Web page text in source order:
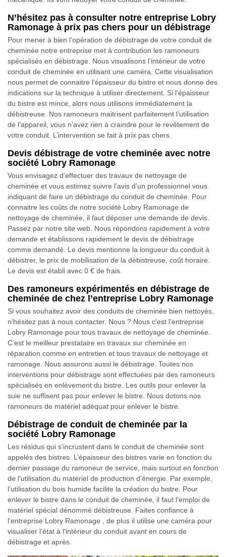
N’hésitez pas à consulter notre entreprise Lobry
Ramonage à prix pas chers pour un débistrage
Pour mener à bien l’opération de débistrage de votre conduit de
cheminée notre entreprise met à contribution les ramoneurs
spécialisés en débistrage. Nous visualisons l’intérieur de votre
conduit de cheminée en utilisant une caméra. Cette visualisation
nous permet de connaitre l’épaisseur du bistre et nous donne des
indications sur la technique à utiliser directement. Si l’épaisseur
du bistre est mince, alors nous utilisons immédiatement la
débistreuse. Nos ramoneurs maitrisent parfaitement l’utilisation
de l’appareil, vous n’avez rien à craindre pour le revêtement de
votre conduit. L’intervention se fait à prix pas chers.
Devis débistrage de votre cheminée avec notre
société Lobry Ramonage
Vous envisagez d’effectuer des travaux de nettoyage de
cheminée et vous estimez suivre l’avis d’un professionnel vous
indiquant de faire un débistrage du conduit de cheminée. Pour
connaitre les coûts de notre société Lobry Ramonage de
nettoyage de cheminée, il faut déposer une demande de devis.
Passez par notre site web. Nous répondons rapidement à votre
demande et établissons rapidement le devis de débistrage
comme demandé. Le devis mentionne la longueur du conduit à
débistrer, le prix de mobilisation de la débistreuse, coût horaire.
Le devis est établi avec 0 € de frais.
Des ramoneurs expérimentés en débistrage de
cheminée de chez l’entreprise Lobry Ramonage
Si vous souhaitez avoir des conduits de cheminée bien nettoyés,
n’hésitez pas à nous contacter. Nous ? Nous c'est l’entreprise
Lobry Ramonage pour tous travaux de nettoyage de cheminée.
C’est le meilleur prestataire en travaux sur cheminée en
réparation comme en entretien et tous travaux de nettoyage et
ramonage. Nous assurons aussi le débistrage. Toutes nos
interventions pour débistrage sont effectuées par des ramoneurs
spécialisés en enlèvement du bistre. Les outils pour enlever la
suie ne suffisent pas pour enlever le bistre. Nous dotons nos
ramoneurs de matériel adéquat pour enlever le bistre.
Débistrage de conduit de cheminée par la
société Lobry Ramonage
Les résidus qui s’incrustent dans le conduit de cheminée sont
appelés des bistres. L’épaisseur des bistres varie en fonction du
dernier passage du ramoneur de service, mais surtout en fonction
de l’utilisation du matériel de production d’énergie. Par exemple,
l’utilisation du bois humide facilite la création du bistre. Pour
enlever le bistre dans le conduit de cheminée, il faut l’emploi de
matériel spécial dénommé débistreuse. Faites confiance à
l’entreprise Lobry Ramonage , de plus il utilise une caméra pour
visualiser l’état à l’intérieur du conduit avant en cours de
débistrage et après.